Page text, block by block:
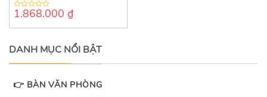
0
of
1.868.000 ₫
DANH MỤC NỔI BẬT
👉 BÀN VĂN PHÒNG